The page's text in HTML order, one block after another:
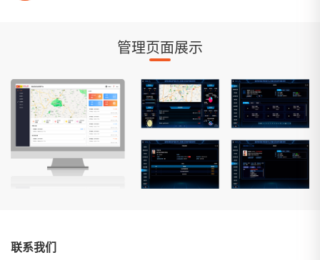
管理页面展示
联系我们